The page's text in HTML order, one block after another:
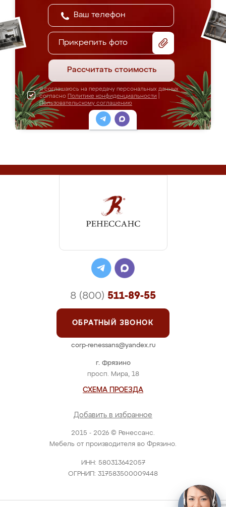
Прикрепить фото
Рассчитать стоимость
Я соглашаюсь на передачу персональных данных
согласно Политике конфиденциальности
Пользовательскому соглашению
2015 - 2026 © Ренессанс.
Мебель от производителя во Фрязино.
ИНН: 580313642057
ОГРНИП: 317583500009448
г. Фрязино
просп. Мира, 18
СХЕМА ПРОЕЗДА
Добавить в избранное
8 (800) 511-89-55
ОБРАТНЫЙ ЗВОНОК
corp-renessans@yandex.ru